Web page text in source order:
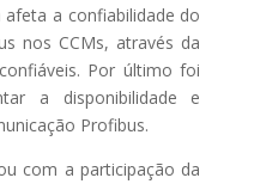
a confiabilidade do
nos CCMs, através da
Por último foi
a disponibilidade e
Profibus.
com a participação da